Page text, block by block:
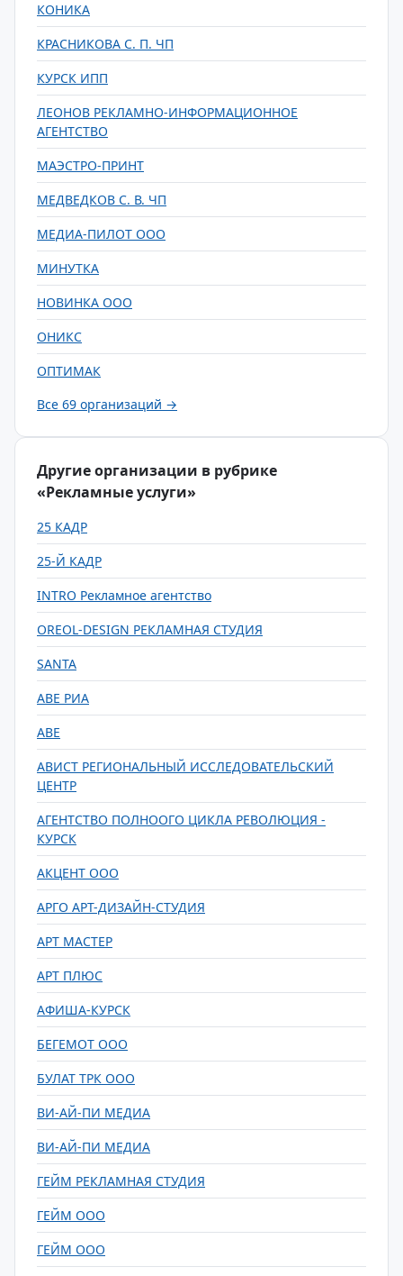
КОНИКА
КРАСНИКОВА С. П. ЧП
КУРСК ИПП
ЛЕОНОВ РЕКЛАМНО-ИНФОРМАЦИОННОЕ
АГЕНТСТВО
МАЭСТРО-ПРИНТ
МЕДВЕДКОВ С. В. ЧП
МЕДИА-ПИЛОТ ООО
МИНУТКА
НОВИНКА ООО
ОНИКС
ОПТИМАК
Все 69 организаций →
Другие организации в рубрике
«Рекламные услуги»
25 КАДР
25-Й КАДР
INTRO Рекламное агентство
OREOL-DESIGN РЕКЛАМНАЯ СТУДИЯ
SANTA
АВЕ РИА
АВЕ
АВИСТ РЕГИОНАЛЬНЫЙ ИССЛЕДОВАТЕЛЬСКИЙ
ЦЕНТР
АГЕНТСТВО ПОЛНООГО ЦИКЛА РЕВОЛЮЦИЯ -
КУРСК
АКЦЕНТ ООО
АРГО АРТ-ДИЗАЙН-СТУДИЯ
АРТ МАСТЕР
АРТ ПЛЮС
АФИША-КУРСК
БЕГЕМОТ ООО
БУЛАТ ТРК ООО
ВИ-АЙ-ПИ МЕДИА
ВИ-АЙ-ПИ МЕДИА
ГЕЙМ РЕКЛАМНАЯ СТУДИЯ
ГЕЙМ ООО
ГЕЙМ ООО